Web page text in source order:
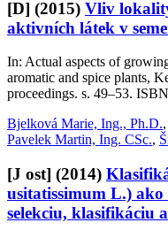
[D] (2015) Vliv
aktivních látek v
In: Actual aspects of
aromatic and spice plants,
proceedings. s. 49–53.
Bjelková Marie, Ing., Ph.D.,
Pavelek Martin, Ing. CSc.,
[J ost] (2014)
usitatissimum L.)
selekciu, klasifikáciu